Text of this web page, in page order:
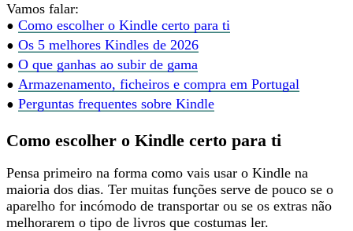
Vamos falar:
• Como escolher o Kindle certo para ti
• Os 5 melhores Kindles de 2026
• O que ganhas ao subir de gama
• Armazenamento, ficheiros e compra em Portugal
• Perguntas frequentes sobre Kindle
Como escolher o Kindle certo para ti
Pensa primeiro na forma como vais usar o Kindle na
maioria dos dias. Ter muitas funções serve de pouco se o
aparelho for incómodo de transportar ou se os extras não
melhorarem o tipo de livros que costumas ler.